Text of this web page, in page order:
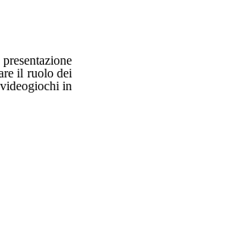
il ruolo dei
in